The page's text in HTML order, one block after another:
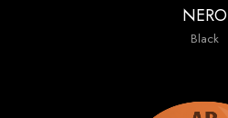
NERO
Black